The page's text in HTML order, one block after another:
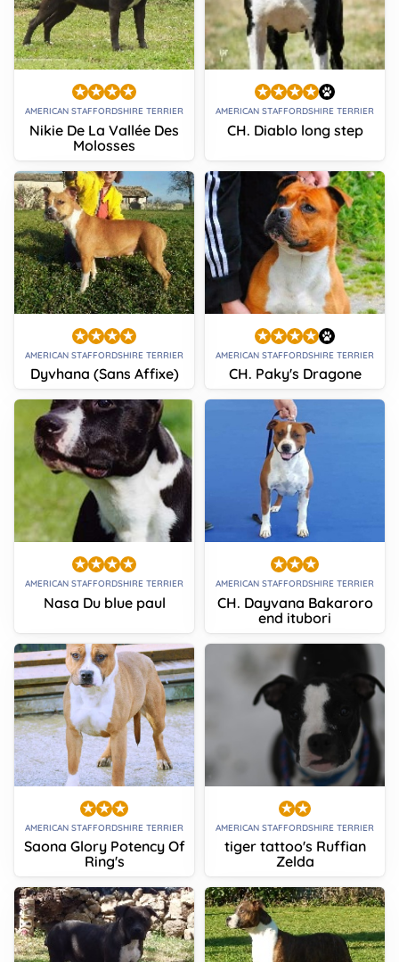
AMERICAN STAFFORDSHIRE TERRIER
Nikie De La Vallée Des
Molosses
AMERICAN STAFFORDSHIRE TERRIER
CH. Diablo long step
AMERICAN STAFFORDSHIRE TERRIER
Dyvhana (Sans Affixe)
AMERICAN STAFFORDSHIRE TERRIER
CH. Paky's Dragone
AMERICAN STAFFORDSHIRE TERRIER
Nasa Du blue paul
AMERICAN STAFFORDSHIRE TERRIER
CH. Dayvana Bakaroro
end itubori
AMERICAN STAFFORDSHIRE TERRIER
Saona Glory Potency Of
Ring's
AMERICAN STAFFORDSHIRE TERRIER
tiger tattoo's Ruffian
Zelda